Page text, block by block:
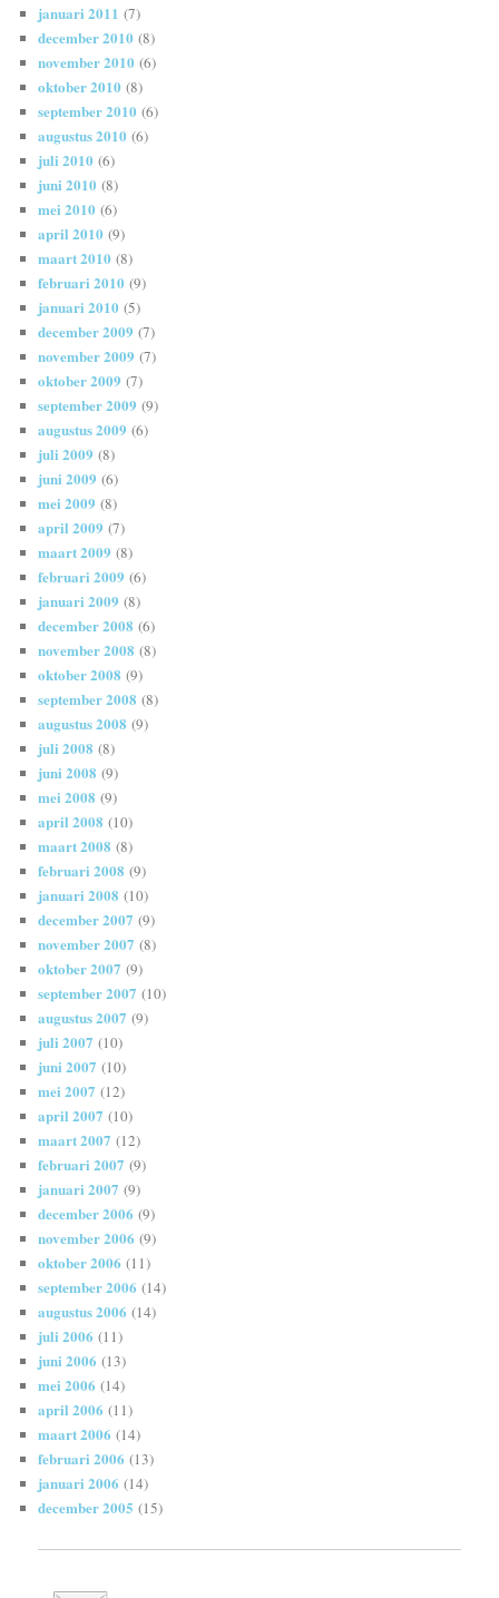
januari 2011 (7)
december 2010 (8)
november 2010 (6)
oktober 2010 (8)
september 2010 (6)
augustus 2010 (6)
juli 2010 (6)
juni 2010 (8)
mei 2010 (6)
april 2010 (9)
maart 2010 (8)
februari 2010 (9)
januari 2010 (5)
december 2009 (7)
november 2009 (7)
oktober 2009 (7)
september 2009 (9)
augustus 2009 (6)
juli 2009 (8)
juni 2009 (6)
mei 2009 (8)
april 2009 (7)
maart 2009 (8)
februari 2009 (6)
januari 2009 (8)
december 2008 (6)
november 2008 (8)
oktober 2008 (9)
september 2008 (8)
augustus 2008 (9)
juli 2008 (8)
juni 2008 (9)
mei 2008 (9)
april 2008 (10)
maart 2008 (8)
februari 2008 (9)
januari 2008 (10)
december 2007 (9)
november 2007 (8)
oktober 2007 (9)
september 2007 (10)
augustus 2007 (9)
juli 2007 (10)
juni 2007 (10)
mei 2007 (12)
april 2007 (10)
maart 2007 (12)
februari 2007 (9)
januari 2007 (9)
december 2006 (9)
november 2006 (9)
oktober 2006 (11)
september 2006 (14)
augustus 2006 (14)
juli 2006 (11)
juni 2006 (13)
mei 2006 (14)
april 2006 (11)
maart 2006 (14)
februari 2006 (13)
januari 2006 (14)
december 2005 (15)